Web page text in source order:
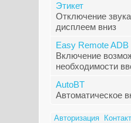
Этикет
Отключение
дисплеем вниз
Easy Remote ADB
Включение
необходимости
AutoBT
Автоматическое
Авторизация